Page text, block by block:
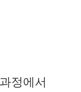
정에서